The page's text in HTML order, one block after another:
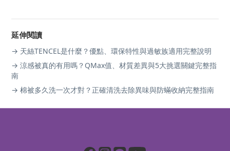
延伸閱讀
→ 天絲TENCEL是什麼？優點、環保特性與過敏族適用完整說明
→ 涼感被真的有用嗎？QMax值、材質差異與5大挑選關鍵完整指
南
→ 棉被多久洗一次才對？正確清洗去除異味與防蟎收納完整指南